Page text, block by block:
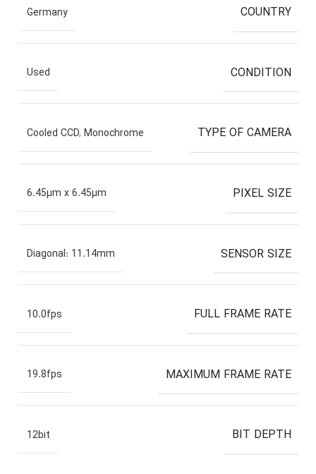
COUNTRY
Germany
CONDITION
Used
TYPE OF CAMERA
Cooled CCD, Monochrome
PIXEL SIZE
6.45µm x 6.45µm
SENSOR SIZE
Diagonal: 11.14mm
FULL FRAME RATE
10.0fps
MAXIMUM FRAME RATE
19.8fps
BIT DEPTH
12bit